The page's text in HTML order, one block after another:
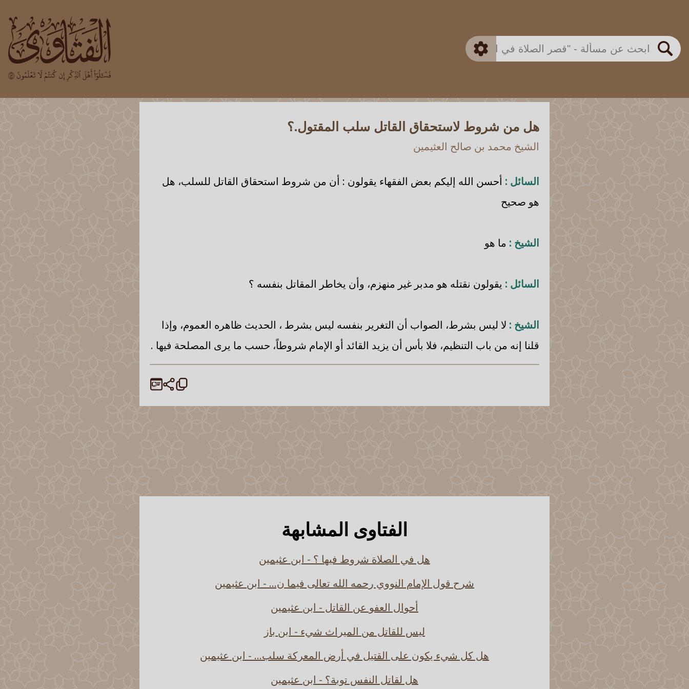
بحث
اللجنة الدائمة
متقدم
هل من شروط لاستحقاق القاتل سلب المقتول.؟
الشيخ محمد بن صالح العثيمين
السائل : أحسن الله إليكم بعض الفقهاء يقولون : أن من شروط استحقاق القاتل للسلب، هل
هو صحيح
الشيخ : ما هو
السائل : يقولون نقتله هو مدبر غير منهزم، وأن يخاطر المقاتل بنفسه ؟
الشيخ : لا ليس بشرط، الصواب أن التغرير بنفسه ليس بشرط ، الحديث ظاهره العموم، وإذا
قلنا إنه من باب التنظيم، فلا بأس أن يزيد القائد أو الإمام شروطاً، حسب ما يرى المصلحة فيها .
الفتاوى المشابهة
هل في الصلاة شروط فيها ؟ - ابن عثيمين
شرح قول الإمام النووي رحمه الله تعالى فيما ن... - ابن عثيمين
أحوال العفو عن القاتل - ابن عثيمين
ليس للقاتل من الميراث شيء - ابن باز
هل كل شيء يكون على القتيل في أرض المعركة سلب... - ابن عثيمين
هل لقاتل النفس توبة؟ - ابن عثيمين